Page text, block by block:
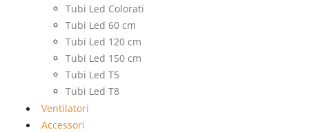
Tubi Led Colorati
Tubi Led 60 cm
Tubi Led 120 cm
Tubi Led 150 cm
Tubi Led T5
Tubi Led T8
Ventilatori
Accessori